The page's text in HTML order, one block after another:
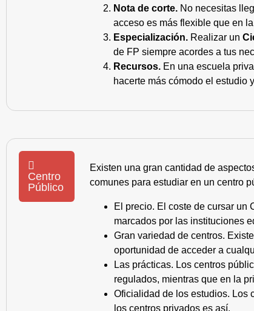
Nota de corte. No necesitas
acceso es más flexible que en
Especialización. Realizar un
de FP siempre acordes a tus
Recursos. En una escuela
hacerte más cómodo el estudio
Centro
Público
Existen una gran cantidad de
comunes para estudiar en un centro
El precio. El coste de cursar un
marcados por las instituciones
Gran variedad de centros.
oportunidad de acceder a
Las prácticas. Los centros
regulados, mientras que en la
Oficialidad de los estudios. Los
los centros privados es así.